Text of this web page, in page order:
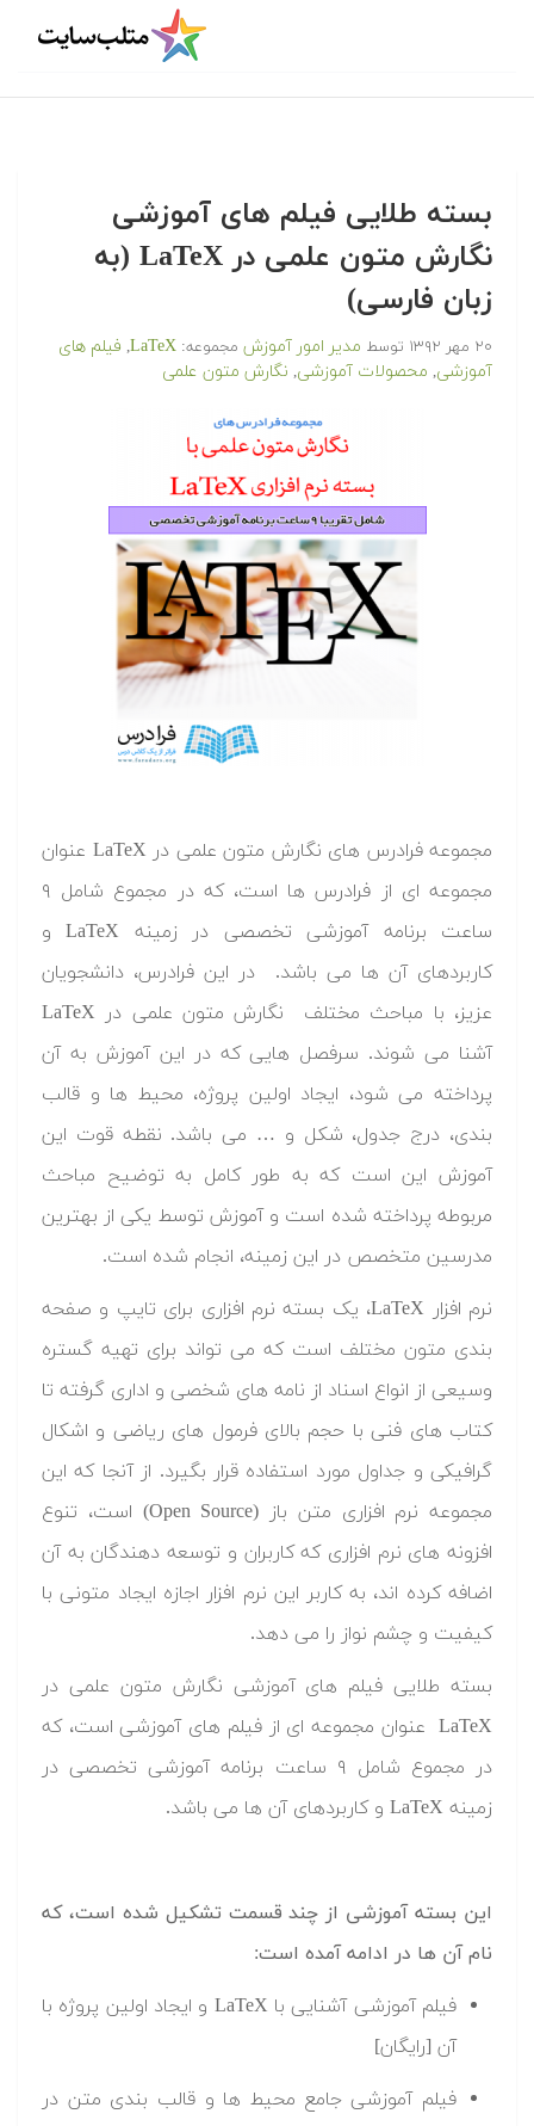
بسته طلایی فیلم های آموزشی
نگارش متون علمی در LaTeX (به
زبان فارسی)
۲۰ مهر ۱۳۹۲ توسط مدیر امور آموزش مجموعه: LaTeX
, فیلم های
آموزشی, محصولات آموزشی, نگارش متون علمی
مجموعه فرادرس های نگارش متون علمی در LaTeX عنوان
مجموعه ای از فرادرس ها است، که در مجموع شامل ۹
ساعت برنامه آموزشی تخصصی در زمینه LaTeX و
کاربردهای آن ها می باشد. در این فرادرس، دانشجویان
عزیز، با مباحث مختلف نگارش متون علمی در LaTeX
آشنا می شوند. سرفصل هایی که در این آموزش به آن
پرداخته می شود، ایجاد اولین پروژه، محیط ها و قالب
بندی، درج جدول، شکل و … می باشد. نقطه قوت این
آموزش این است که به طور کامل به توضیح مباحث
مربوطه پرداخته شده است و آموزش توسط یکی از بهترین
مدرسین متخصص در این زمینه، انجام شده است.
نرم افزار LaTeX، یک بسته نرم افزاری برای تایپ و صفحه
بندی متون مختلف است که می تواند برای تهیه گستره
وسیعی از انواع اسناد از نامه های شخصی و اداری گرفته تا
کتاب های فنی با حجم بالای فرمول های ریاضی و اشکال
گرافیکی و جداول مورد استفاده قرار بگیرد. از آنجا که این
مجموعه نرم افزاری متن باز (Open Source) است، تنوع
افزونه های نرم افزاری که کاربران و توسعه دهندگان به آن
اضافه کرده اند، به کاربر این نرم افزار اجازه ایجاد متونی با
کیفیت و چشم نواز را می دهد.
بسته طلایی فیلم های آموزشی نگارش متون علمی در
LaTeX عنوان مجموعه ای از فیلم های آموزشی است، که
در مجموع شامل ۹ ساعت برنامه آموزشی تخصصی در
زمینه LaTeX و کاربردهای آن ها می باشد.
این بسته آموزشی از چند قسمت تشکیل شده است، که
نام آن ها در ادامه آمده است:
فیلم آموزشی آشنایی با LaTeX و ایجاد اولین پروژه با
آن [رایگان]
فیلم آموزشی جامع محیط ها و قالب بندی متن در